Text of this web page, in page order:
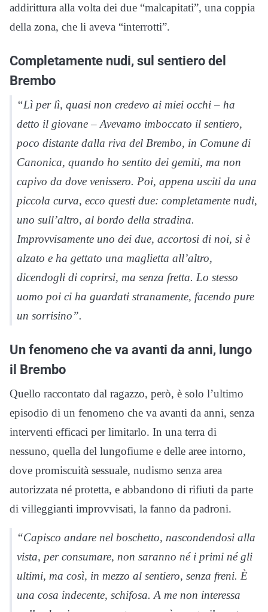
addirittura alla volta dei due “malcapitati”, una coppia
della zona, che li aveva “interrotti”.
Completamente nudi, sul sentiero del
Brembo
“Lì per lì, quasi non credevo ai miei occhi – ha
detto il giovane – Avevamo imboccato il sentiero,
poco distante dalla riva del Brembo, in Comune di
Canonica, quando ho sentito dei gemiti, ma non
capivo da dove venissero. Poi, appena usciti da una
piccola curva, ecco questi due: completamente nudi,
uno sull’altro, al bordo della stradina.
Improvvisamente uno dei due, accortosi di noi, si è
alzato e ha gettato una maglietta all’altro,
dicendogli di coprirsi, ma senza fretta. Lo stesso
uomo poi ci ha guardati stranamente, facendo pure
un sorrisino”.
Un fenomeno che va avanti da anni, lungo
il Brembo
Quello raccontato dal ragazzo, però, è solo l’ultimo
episodio di un fenomeno che va avanti da anni, senza
interventi efficaci per limitarlo. In una terra di
nessuno, quella del lungofiume e delle aree intorno,
dove promiscuità sessuale, nudismo senza area
autorizzata né protetta, e abbandono di rifiuti da parte
di villeggianti improvvisati, la fanno da padroni.
“Capisco andare nel boschetto, nascondendosi alla
vista, per consumare, non saranno né i primi né gli
ultimi, ma così, in mezzo al sentiero, senza freni. È
una cosa indecente, schifosa. A me non interessa